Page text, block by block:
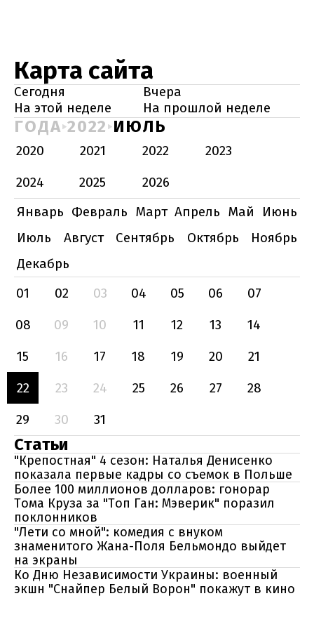
Карта сайта
Сегодня
Вчера
На этой неделе
На прошлой неделе
ГОДА 2022 ИЮЛЬ
2020 2021 2022
2023
2024
2025
2026
Январь Февраль Март Апрель Май
Июнь
Июль
Август Сентябрь Октябрь
Ноябрь
Декабрь
01
02 03 04 05 06
07
08
09 10 11 12 13
14
15
16 17 18 19 20
21
22
23 24 25 26 27
28
29
30 31
Статьи
"Крепостная" 4 сезон: Наталья Денисенко
показала первые кадры со съемок в Польше
Более 100 миллионов долларов: гонорар
Тома Круза за "Топ Ган: Мэверик" поразил
поклонников
"Лети со мной": комедия с внуком
знаменитого Жана-Поля Бельмондо выйдет
на экраны
Ко Дню Независимости Украины: военный
экшн "Снайпер Белый Ворон" покажут в кино